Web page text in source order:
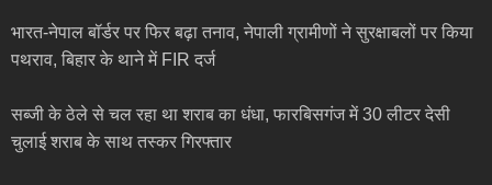
भारत-नेपाल बॉर्डर पर फिर बढ़ा तनाव, नेपाली ग्रामीणों ने सुरक्षाबलों पर किया
पथराव, बिहार के थाने में FIR दर्ज
सब्जी के ठेले से चल रहा था शराब का धंधा, फारबिसगंज में 30 लीटर देसी
चुलाई शराब के साथ तस्कर गिरफ्तार